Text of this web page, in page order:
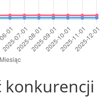
konkurencji